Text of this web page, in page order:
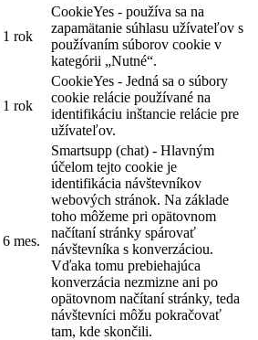
1 rok
CookieYes - používa sa na
zapamätanie súhlasu užívateľov s
používaním súborov cookie v
kategórii „Nutné“.
1 rok
CookieYes - Jedná sa o súbory
cookie relácie používané na
identifikáciu inštancie relácie pre
užívateľov.
6 mes.
Smartsupp (chat) - Hlavným
účelom tejto cookie je
identifikácia návštevníkov
webových stránok. Na základe
toho môžeme pri opätovnom
načítaní stránky spárovať
návštevníka s konverzáciou.
Vďaka tomu prebiehajúca
konverzácia nezmizne ani po
opätovnom načítaní stránky, teda
návštevníci môžu pokračovať
tam, kde skončili.